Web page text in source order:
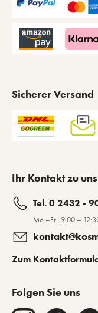
Sicherer Versand
Ihr Kontakt zu uns
Tel. 0 2432 -
Mo.–Fr.: 9:00 –
Zum
Folgen Sie uns